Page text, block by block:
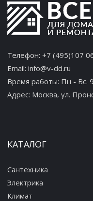
Телефон: +7 (495)107
Email: info@v-dd.ru
Время работы: Пн - Вс.
Адрес: Москва, ул.
КАТАЛОГ
Сантехника
Электрика
Климат